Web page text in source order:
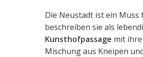
Die Neustadt ist ein
beschreiben sie als
Kunsthofpassage mit
Mischung aus Kneipen